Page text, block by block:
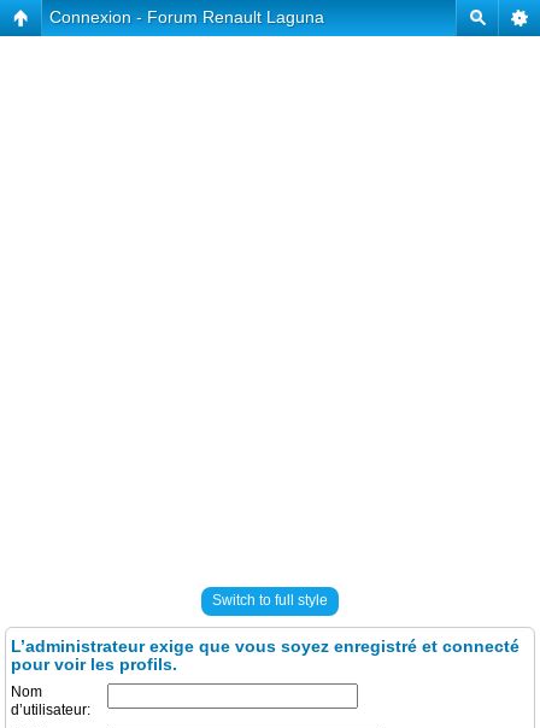
Connexion - Forum Renault Laguna
Switch to full style
L’administrateur exige que vous soyez enregistré et connecté
pour voir les profils.
Nom
d’utilisateur: